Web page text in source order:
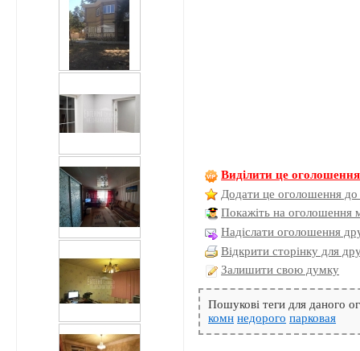
Виділити це оголошення
Додати це оголошення до
Покажіть на оголошення
Надіслати оголошення
Відкрити сторінку для
Залишити свою думку
Пошукові теги для даного
комн недорого парковая